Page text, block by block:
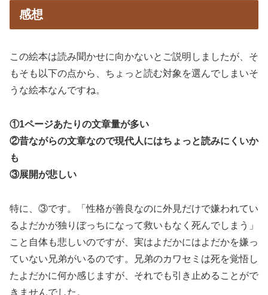
感想
この絵本は読み聞かせに向かないとご説明しましたが、そ
もそも以下の点から、ちょっと読む対象を選んでしまいそ
うな絵本なんですね。
①1ページあたりの文章量が多い
②昔ながらの文章なので現代人にはちょっと読みにくいか
も
③展開が悲しい
特に、③です。「性格が善良なのに外見だけで嫌われてい
るよだかが独りぼっちになって救いもなく死んでしまう」
こと自体も悲しいのですが、実はよだかにはよだかを嫌っ
ていない兄弟がいるのです。兄弟のカワセミは死を覚悟し
たよだかに何か感じますが、それでも引き止めることがで
きませんでした。